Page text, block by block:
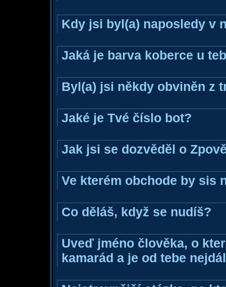
Kdy jsi byl(a) naposledy v
Jaká je barva koberce u
Byl(a) jsi někdy obviněn z
Jaké je Tvé číslo bot?
Jak jsi se dozvěděl o
Ve kterém obchode by sis
Co děláš, když se nudíš?
Uveď jméno člověka, o
kamarád a je od tebe